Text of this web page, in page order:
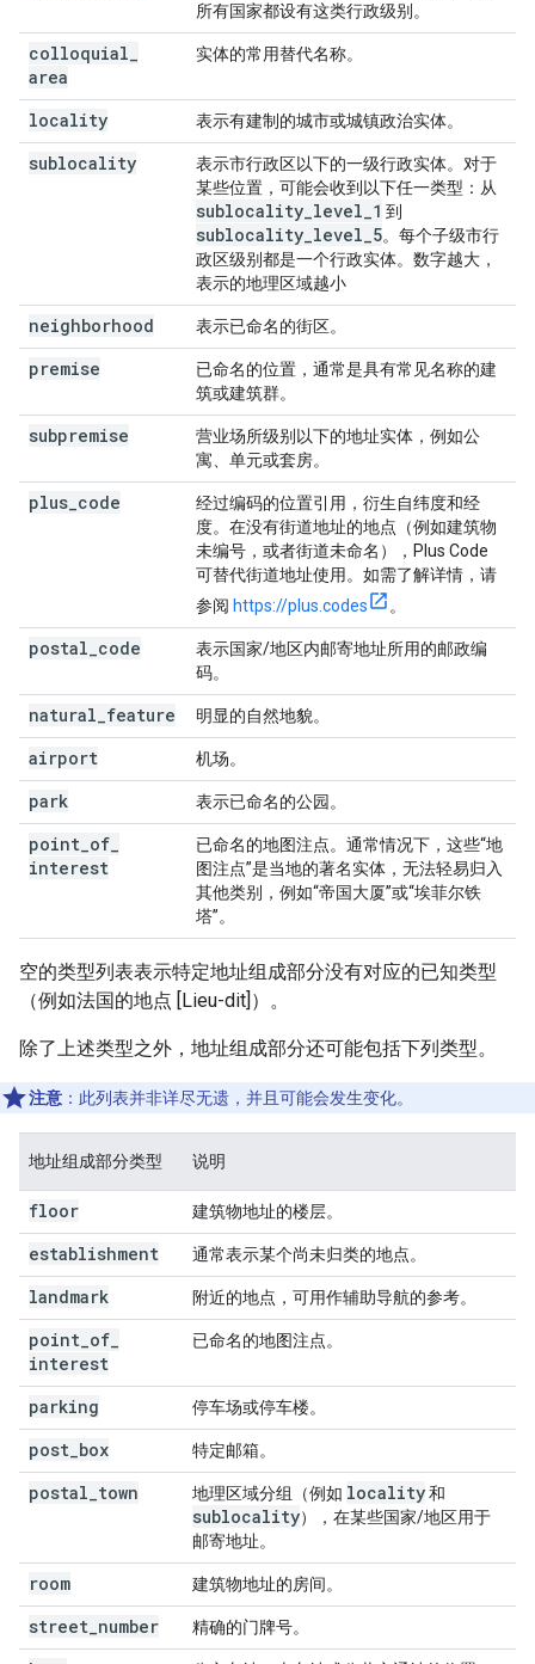
所有国家都设有这类行政级别。
colloquial
area
实体的常用替代名称。
locality 表示有建制的城市或城镇政治实体。
sublocality
表示市行政区以下的一级行政实体。对于
某些位置，可能会收到以下任一类型：从
sublocality level 1 到
sublocality level 5。每个子级市行
政区级别都是一个行政实体。数字越大，
表示的地理区域越小
neighborhood 表示已命名的街区。
premise
已命名的位置，通常是具有常见名称的建
筑或建筑群。
subpremise
营业场所级别以下的地址实体，例如公
寓、单元或套房。
plus code
经过编码的位置引用，衍生自纬度和经
度。在没有街道地址的地点（例如建筑物
未编号，或者街道未命名），Plus Code
可替代街道地址使用。如需了解详情，请
参阅 https://plus.codes 。
postal code
表示国家/地区内邮寄地址所用的邮政编
码。
natural feature 明显的自然地貌。
airport 机场。
park 表示已命名的公园。
point of
interest
已命名的地图注点。通常情况下，这些“地
图注点”是当地的著名实体，无法轻易归入
其他类别，例如“帝国大厦”或“埃菲尔铁
塔”。
空的类型列表表示特定地址组成部分没有对应的已知类型
（例如法国的地点 [Lieu-dit]）。
除了上述类型之外，地址组成部分还可能包括下列类型。
注意 ：此列表并非详尽无遗，并且可能会发生变化。
地址组成部分类型 说明
floor 建筑物地址的楼层。
establishment 通常表示某个尚未归类的地点。
landmark 附近的地点，可用作辅助导航的参考。
point of
interest
已命名的地图注点。
parking 停车场或停车楼。
post box 特定邮箱。
postal town 地理区域分组（例如 locality和
sublocality），在某些国家/地区用于
邮寄地址。
room 建筑物地址的房间。
street number 精确的门牌号。